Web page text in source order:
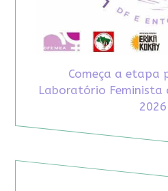
Começa a etapa
Laboratório Feminista
2026